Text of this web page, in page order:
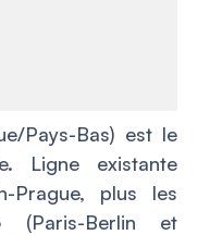
Pays-Bas) est le
Ligne existante
Prague, plus les
(Paris-Berlin et